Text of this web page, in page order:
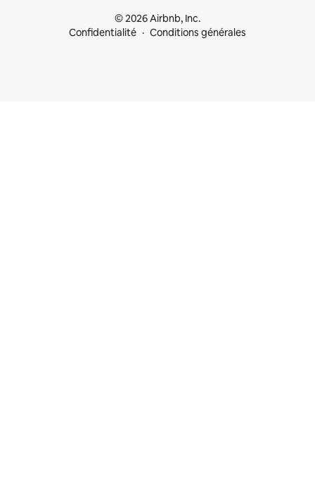
© 2026 Airbnb, Inc.
Confidentialité
Conditions générales